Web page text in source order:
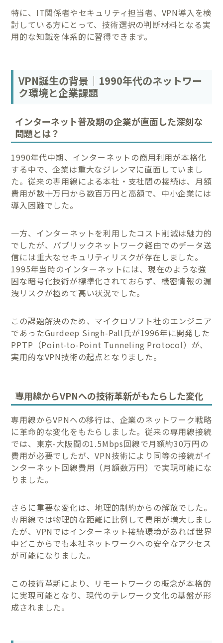
特に、IT関係者やセキュリティ担当者、VPN導入を検
討している方にとって、技術選択の判断材料となる実
用的な知識を体系的に習得できます。
VPN誕生の背景｜1990年代のネットワー
ク環境と企業課題
インターネット普及期の企業が直面した深刻な
問題とは？
1990年代中期、インターネットの商用利用が本格化
する中で、企業は重大なジレンマに直面していまし
た。従来の専用線による本社・支社間の接続は、月額
費用が数十万円から数百万円と高額で、中小企業には
導入困難でした。
一方、インターネットを利用したコスト削減は魅力的
でしたが、パブリックネットワーク経由でのデータ送
信には重大なセキュリティリスクが存在しました。
1995年当時のインターネットには、現在のような強
固な暗号化技術が標準化されておらず、機密情報の漏
洩リスクが極めて高い状況でした。
この課題解決のため、マイクロソフト社のエンジニア
であったGurdeep Singh-Pall氏が1996年に開発した
PPTP（Point-to-Point Tunneling Protocol）が、
実用的なVPN技術の起点となりました。
専用線からVPNへの技術革新がもたらした変化
専用線からVPNへの移行は、企業のネットワーク戦略
に革命的な変化をもたらしました。従来の専用線接続
では、東京-大阪間の1.5Mbps回線で月額約30万円の
費用が必要でしたが、VPN技術により同等の接続がイ
ンターネット回線費用（月額数万円）で実現可能にな
りました。
さらに重要な変化は、地理的制約からの解放でした。
専用線では物理的な距離に比例して費用が増大しまし
たが、VPNではインターネット接続環境があれば世界
中どこからでも本社ネットワークへの安全なアクセス
が可能になりました。
この技術革新により、リモートワークの概念が本格的
に実現可能となり、現代のテレワーク文化の基盤が形
成されました。